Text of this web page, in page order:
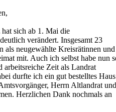
sich ab 1. Mai die
verändert. Insgesamt 23
neugewählte Kreisrätinnen und
mit. Auch ich selbst habe nun
arbeitsreiche Zeit als Landrat
durfte ich ein gut bestelltes
Herrn Altlandrat und
Herzlichen Dank nochmals an